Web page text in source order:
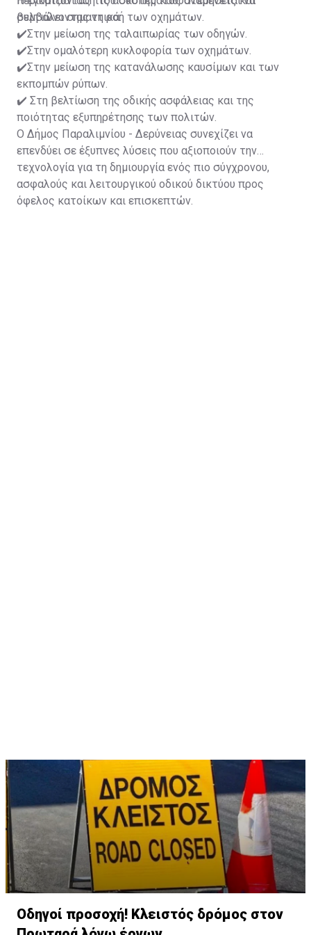
βελτιώνοντας τη ροή των οχημάτων.
συμβάλει σημαντικά:
✔️Στην μείωση της ταλαιπωρίας των οδηγών.
✔️Στην ομαλότερη κυκλοφορία των οχημάτων.
✔️Στην μείωση της κατανάλωσης καυσίμων και των
εκπομπών ρύπων.
✔️ Στη βελτίωση της οδικής ασφάλειας και της
ποιότητας εξυπηρέτησης των πολιτών.
Ο Δήμος Παραλιμνίου - Δερύνειας συνεχίζει να
επενδύει σε έξυπνες λύσεις που αξιοποιούν την
τεχνολογία για τη δημιουργία ενός πιο σύγχρονου,
ασφαλούς και λειτουργικού οδικού δικτύου προς
όφελος κατοίκων και επισκεπτών.
Οδηγοί προσοχή! Κλειστός δρόμος στον